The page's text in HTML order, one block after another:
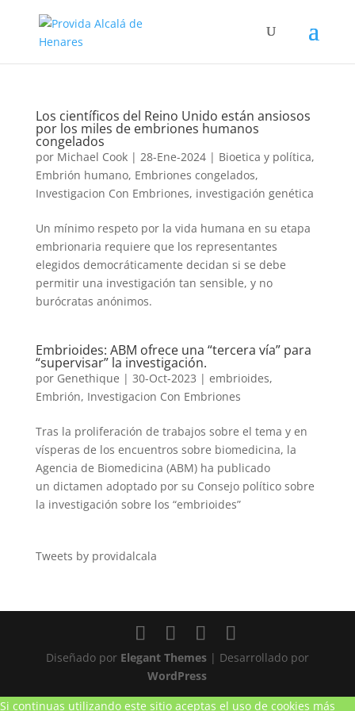
Los científicos del Reino Unido están ansiosos
por los miles de embriones humanos
congelados
por Michael Cook| 28-Ene-2024| Bioetica y polí­tica,
Embrión humano, Embriones congelados,
Investigacion Con Embriones, investigación genética
Un mínimo respeto por la vida humana en su etapa
embrionaria requiere que los representantes
elegidos democráticamente decidan si se debe
permitir una investigación tan sensible, y no
burócratas anónimos.
Embrioides: ABM ofrece una “tercera vía” para
“supervisar” la investigación.
por Genethique | 30-Oct-2023 | embrioides,
Embrión, Investigacion Con Embriones
Tras la proliferación de trabajos sobre el tema y en
vísperas de los encuentros sobre biomedicina, la
Agencia de Biomedicina (ABM) ha publicado
un dictamen adoptado por su Consejo político sobre
la investigación sobre los “embrioides”
Tweets by providalcala
Diseñado por Elegant Themes| Desarrollado por
WordPress
Si continuas utilizando este sitio aceptas el uso de cookies más